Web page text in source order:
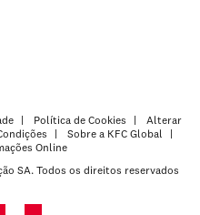
Política de Cookies
Alterar
Sobre a KFC Global
Online
SA. Todos os direitos reservados